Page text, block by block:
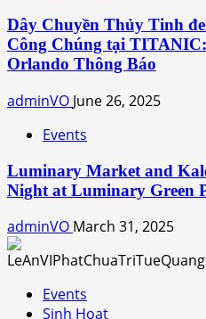
Dây Chuyền Thủy Tinh
Công Chúng tại
Orlando Thông Báo
adminVO June 26, 2025
Events
Luminary Market and
Night at Luminary Green
adminVO March 31, 2025
Events
Sinh Hoạt